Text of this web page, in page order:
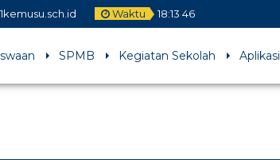
Waktu 18:13 47
SPMB Kegiatan Sekolah Aplikasi